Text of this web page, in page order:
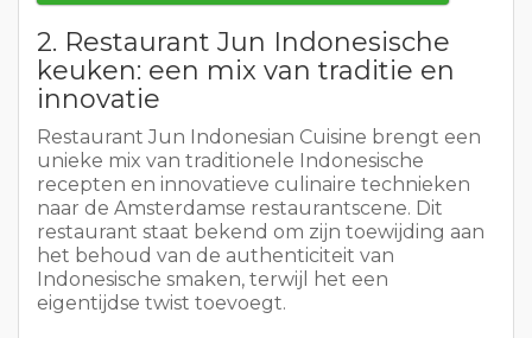
2. Restaurant Jun Indonesische
keuken: een mix van traditie en
innovatie
Restaurant Jun Indonesian Cuisine brengt een
unieke mix van traditionele Indonesische
recepten en innovatieve culinaire technieken
naar de Amsterdamse restaurantscene. Dit
restaurant staat bekend om zijn toewijding aan
het behoud van de authenticiteit van
Indonesische smaken, terwijl het een
eigentijdse twist toevoegt.